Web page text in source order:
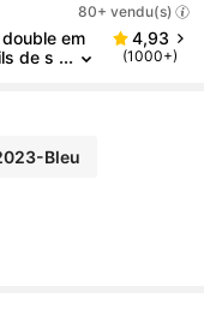
80+ vendu(s)
em
de s
pour la c
4,93
(1000+)
Bleu